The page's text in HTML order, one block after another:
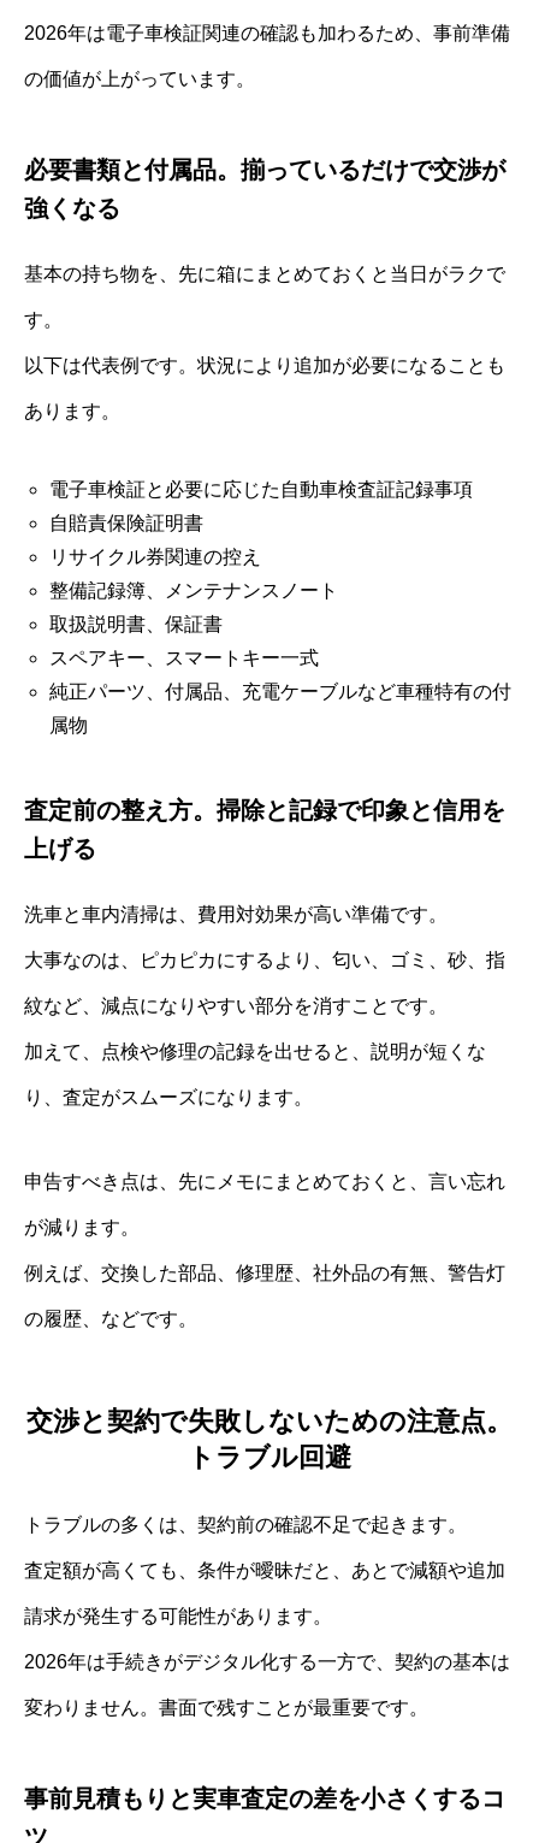
2026年は電子車検証関連の確認も加わるため、事前準備
の価値が上がっています。
必要書類と付属品。揃っているだけで交渉が
強くなる
基本の持ち物を、先に箱にまとめておくと当日がラクで
す。
以下は代表例です。状況により追加が必要になることも
あります。
電子車検証と必要に応じた自動車検査証記録事項
自賠責保険証明書
リサイクル券関連の控え
整備記録簿、メンテナンスノート
取扱説明書、保証書
スペアキー、スマートキー一式
純正パーツ、付属品、充電ケーブルなど車種特有の付
属物
査定前の整え方。掃除と記録で印象と信用を
上げる
洗車と車内清掃は、費用対効果が高い準備です。
大事なのは、ピカピカにするより、匂い、ゴミ、砂、指
紋など、減点になりやすい部分を消すことです。
加えて、点検や修理の記録を出せると、説明が短くな
り、査定がスムーズになります。
申告すべき点は、先にメモにまとめておくと、言い忘れ
が減ります。
例えば、交換した部品、修理歴、社外品の有無、警告灯
の履歴、などです。
交渉と契約で失敗しないための注意点。
トラブル回避
トラブルの多くは、契約前の確認不足で起きます。
査定額が高くても、条件が曖昧だと、あとで減額や追加
請求が発生する可能性があります。
2026年は手続きがデジタル化する一方で、契約の基本は
変わりません。書面で残すことが最重要です。
事前見積もりと実車査定の差を小さくするコ
ツ